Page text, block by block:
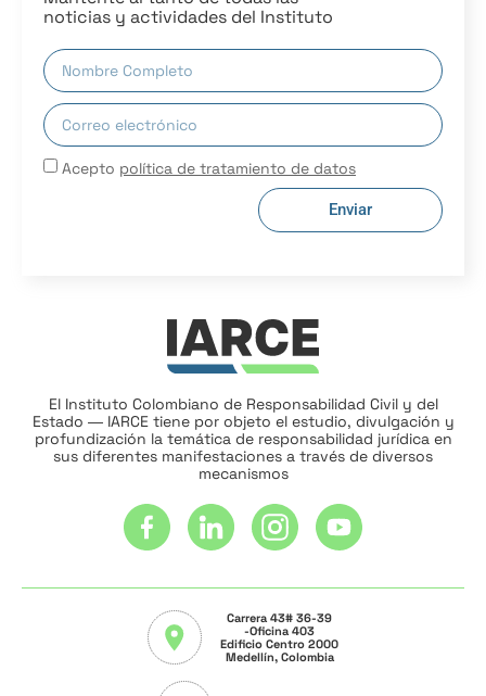
noticias y actividades del Instituto
Acepto política de tratamiento de datos
Enviar
El Instituto Colombiano de Responsabilidad Civil y del
Estado ― IARCE tiene por objeto el estudio, divulgación y
profundización la temática de responsabilidad jurídica en
sus diferentes manifestaciones a través de diversos
mecanismos
Carrera 43# 36-39
-Oficina 403
Edificio Centro 2000
Medellín, Colombia